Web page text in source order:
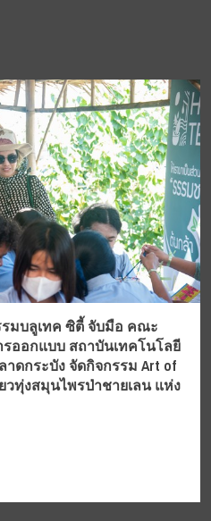
มบลูเทค ซิตี้ จับมือ คณะ
ออกแบบ สถาบันเทคโนโลยี
ดกระบัง จัดกิจกรรม Art of
วทุ่งสมุนไพรป่าชายเลน แห่ง